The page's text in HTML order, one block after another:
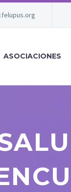
ASOCIACIONES